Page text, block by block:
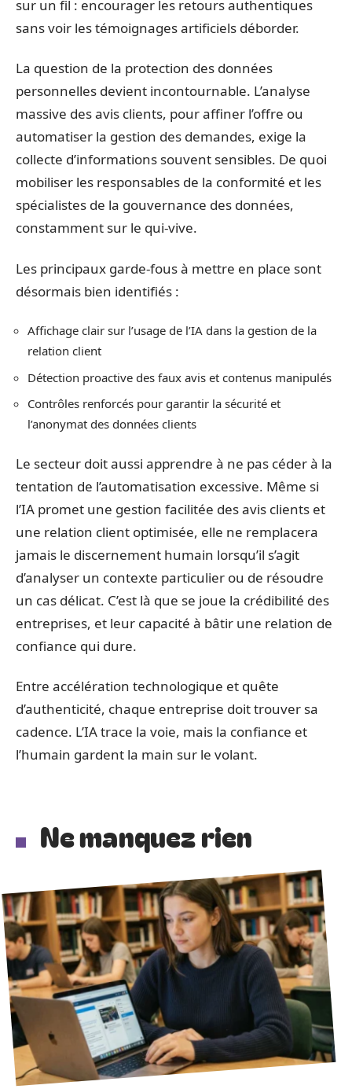
sur un fil : encourager les retours authentiques
sans voir les témoignages artificiels déborder.
La question de la protection des données
personnelles devient incontournable. L’analyse
massive des avis clients, pour affiner l’offre ou
automatiser la gestion des demandes, exige la
collecte d’informations souvent sensibles. De quoi
mobiliser les responsables de la conformité et les
spécialistes de la gouvernance des données,
constamment sur le qui-vive.
Les principaux garde-fous à mettre en place sont
désormais bien identifiés :
Affichage clair sur l’usage de l’IA dans la gestion de la
relation client
Détection proactive des faux avis et contenus manipulés
Contrôles renforcés pour garantir la sécurité et
l’anonymat des données clients
Le secteur doit aussi apprendre à ne pas céder à la
tentation de l’automatisation excessive. Même si
l’IA promet une gestion facilitée des avis clients et
une relation client optimisée, elle ne remplacera
jamais le discernement humain lorsqu’il s’agit
d’analyser un contexte particulier ou de résoudre
un cas délicat. C’est là que se joue la crédibilité des
entreprises, et leur capacité à bâtir une relation de
confiance qui dure.
Entre accélération technologique et quête
d’authenticité, chaque entreprise doit trouver sa
cadence. L’IA trace la voie, mais la confiance et
l’humain gardent la main sur le volant.
Ne manquez rien